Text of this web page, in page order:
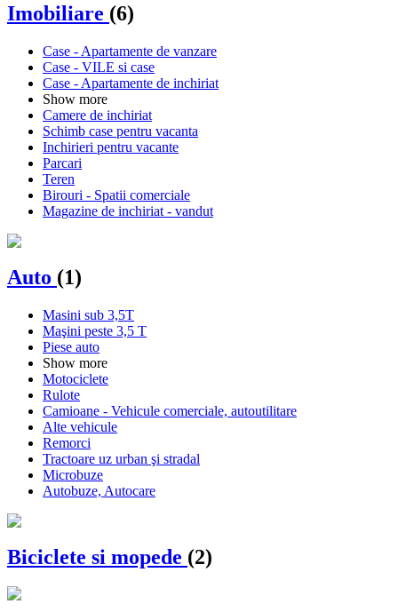
Imobiliare (6)
Case - Apartamente de vanzare
Case - VILE si case
Case - Apartamente de inchiriat
Show more
Camere de inchiriat
Schimb case pentru vacanta
Inchirieri pentru vacante
Parcari
Teren
Birouri - Spatii comerciale
Magazine de inchiriat - vandut
Auto (1)
Masini sub 3,5T
Maşini peste 3,5 T
Piese auto
Show more
Motociclete
Rulote
Camioane - Vehicule comerciale, autoutilitare
Alte vehicule
Remorci
Tractoare uz urban şi stradal
Microbuze
Autobuze, Autocare
Biciclete si mopede (2)